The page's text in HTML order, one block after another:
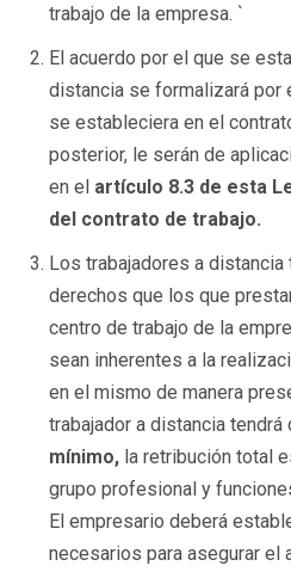
trabajo de la empresa. `
El acuerdo por el que se
distancia se formalizará por
se estableciera en el
posterior, le serán de
en el artículo 8.3 de esta
del contrato de trabajo.
Los trabajadores a
derechos que los que
centro de trabajo de la
sean inherentes a la
en el mismo de manera
trabajador a distancia tendrá
mínimo, la retribución total
grupo profesional y
El empresario deberá
necesarios para asegurar